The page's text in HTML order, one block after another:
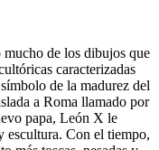
de los dibujos que
caracterizadas
de la madurez del
a Roma llamado por
papa, León X le
escultura. Con el tiempo,